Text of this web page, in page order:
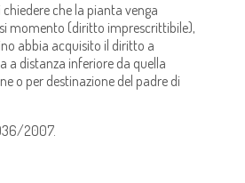
che la pianta venga
momento (diritto imprescrittibile),
abbia acquisito il diritto a
a distanza inferiore da quella
o per destinazione del padre di
2007.